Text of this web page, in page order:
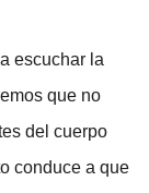
escuchar la
que no
del cuerpo
conduce a que